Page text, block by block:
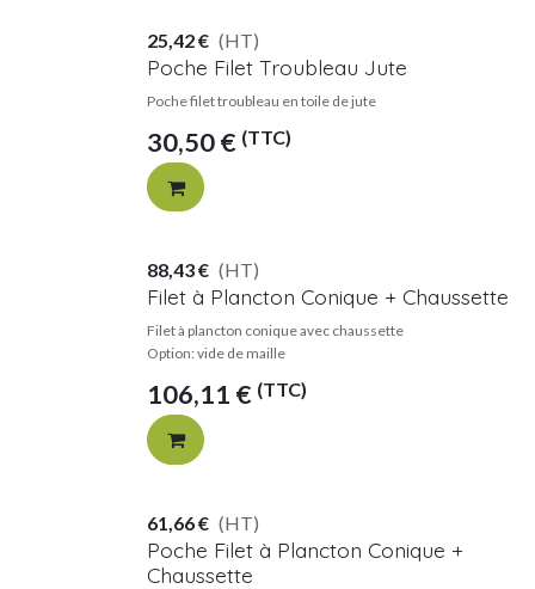
Poche Filet Troubleau Jute
Poche filet troubleau en toile de jute
30,50€ (TTC)
25,42€ (HT)
Filet à Plancton Conique + Chaussette
Filet à plancton conique avec chaussette
Option: vide de maille
106,11 € (TTC)
88,43€ (HT)
Poche Filet à Plancton Conique +
Chaussette
61,66€ (HT)